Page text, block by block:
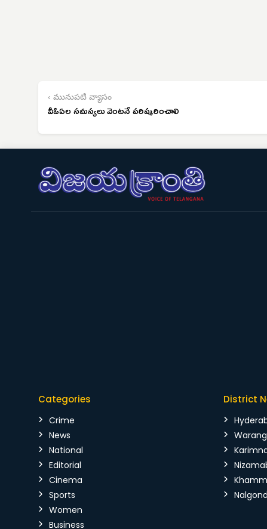
‹ మునుపటి వ్యాసం
వీఓఏల సమస్యలు వెంటనే పరిష్కరించాలి
Categories
Crime
News
National
Editorial
Cinema
Sports
Women
Business
District